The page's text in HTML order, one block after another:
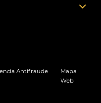
Antifraude
Mapa
Web